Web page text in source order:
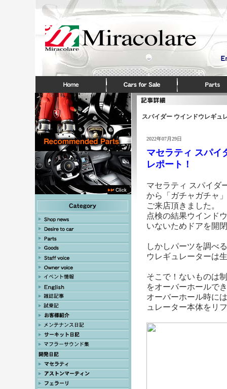
スパイダー ウインドウレギュ
2022年07月29日
マセラティ スパイ
レポート！
マセラティ スパイダ
から「ガチャガチャ
ご来店頂きました。
点検の結果ウインド
いないためドアを開
しかしパーツを調べ
ウレギュレーターは
そこで！ないものは
をオーバーホールで
オーバーホール時に
ュレーター本体をリ